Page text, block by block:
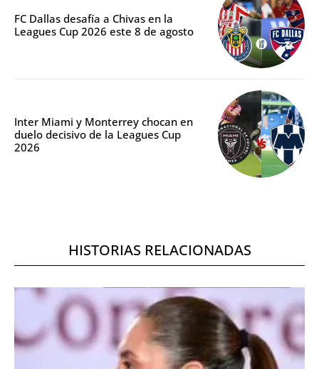
FC Dallas desafía a Chivas en la
Leagues Cup 2026 este 8 de agosto
Inter Miami y Monterrey chocan en
duelo decisivo de la Leagues Cup
2026
HISTORIAS RELACIONADAS